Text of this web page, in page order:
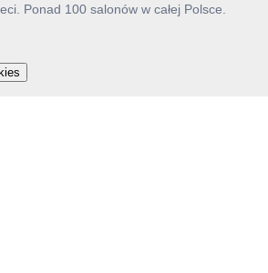
Ponad 100 salonów w całej Polsce.